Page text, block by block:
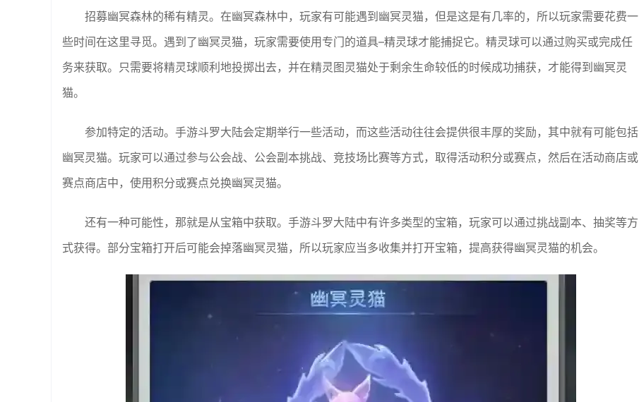
招募幽冥森林的稀有精灵。在幽冥森林中，玩家有可能遇到幽冥灵猫，但是这是有几率的，所以玩家需要花费一
些时间在这里寻觅。遇到了幽冥灵猫，玩家需要使用专门的道具–精灵球才能捕捉它。精灵球可以通过购买或完成任
务来获取。只需要将精灵球顺利地投掷出去，并在精灵图灵猫处于剩余生命较低的时候成功捕获，才能得到幽冥灵
猫。
参加特定的活动。手游斗罗大陆会定期举行一些活动，而这些活动往往会提供很丰厚的奖励，其中就有可能包括
幽冥灵猫。玩家可以通过参与公会战、公会副本挑战、竞技场比赛等方式，取得活动积分或赛点，然后在活动商店或
赛点商店中，使用积分或赛点兑换幽冥灵猫。
还有一种可能性，那就是从宝箱中获取。手游斗罗大陆中有许多类型的宝箱，玩家可以通过挑战副本、抽奖等方
式获得。部分宝箱打开后可能会掉落幽冥灵猫，所以玩家应当多收集并打开宝箱，提高获得幽冥灵猫的机会。